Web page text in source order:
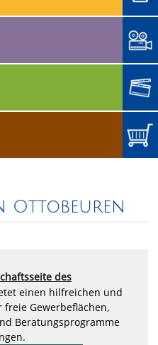
Ottobeuren
des
einen hilfreichen und
Gewerbeflächen,
Beratungsprogramme